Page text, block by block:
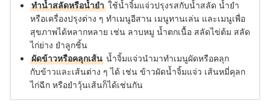
ทำน้ำสลัดหรือน้ำยำ ใช้น้ำจิ้มแจ่วปรุงรสกับน้ำสลัด น้ำยำ
หรือเครื่องปรุงต่าง ๆ ทำเมนูอีสาน เมนูทานเล่น และเมนูเพื่อ
สุขภาพได้หลากหลาย เช่น ลาบหมู น้ำตกเนื้อ สลัดไข่ต้ม สลัด
ไก่ย่าง ยำลูกชิ้น
ผัดข้าวหรือคลุกเส้น น้ำจิ้มแจ่วนำมาทำเมนูผัดหรือคลุก
กับข้าวและเส้นต่าง ๆ ได้ เช่น ข้าวผัดน้ำจิ้มแจ่ว เส้นหมี่คุลก
ไก่ฉีก หรือยำวุ้นเส้นก็ได้เช่นกัน